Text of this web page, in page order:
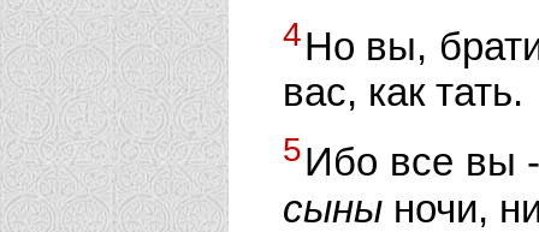
4Но вы,
вас, как тать.
5Ибо все вы
сыны ночи,